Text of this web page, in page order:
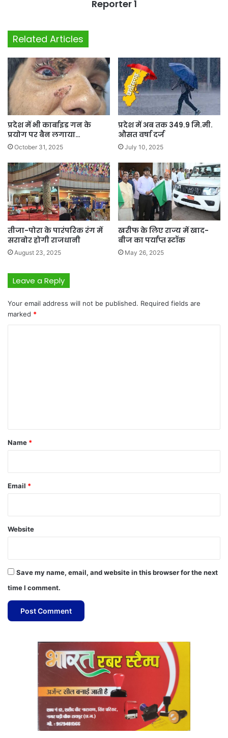
Reporter 1
Related Articles
प्रदेश में भी कार्बाइड गन के
प्रयोग पर बैन लगाया…
October 31, 2025
प्रदेश में अब तक 349.9 मि.मी.
औसत वर्षा दर्ज
July 10, 2025
तीजा-पोरा के पारंपरिक रंग में
सराबोर होगी राजधानी
August 23, 2025
खरीफ के लिए राज्य में खाद-
बीज का पर्याप्त स्टॉक
May 26, 2025
Leave a Reply
Your email address will not be published. Required fields are
marked *
*
Name *
Email *
Website
Save my name, email, and website in this browser for the next
time I comment.